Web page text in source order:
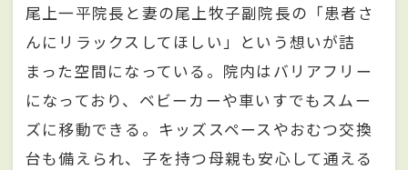
尾上一平院長と妻の尾上牧子副院長の「患者さ
んにリラックスしてほしい」という想いが詰
まった空間になっている。院内はバリアフリー
になっており、ベビーカーや車いすでもスムー
ズに移動できる。キッズスペースやおむつ交換
台も備えられ、子を持つ母親も安心して通える